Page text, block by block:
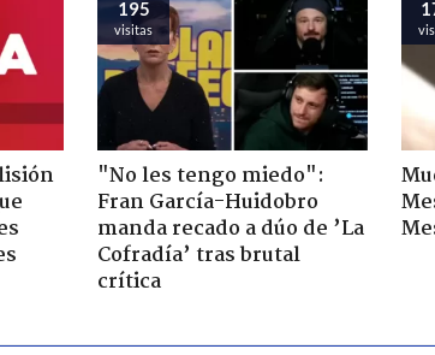
195
visitas
"No les tengo miedo":
Fran García-Huidobro
manda recado a dúo de ’La
Cofradía’ tras brutal
crítica